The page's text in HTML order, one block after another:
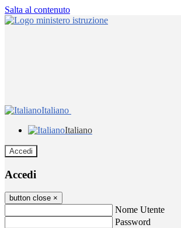
Salta al contenuto
Italiano
Italiano
Accedi
Accedi
button close ×
Nome Utente
Password